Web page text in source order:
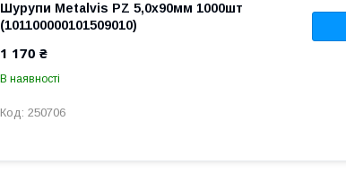
Шурупи Metalvis PZ 5,0х90мм 1000шт
(101100000101509010)
1 170 ₴
В наявності
250706